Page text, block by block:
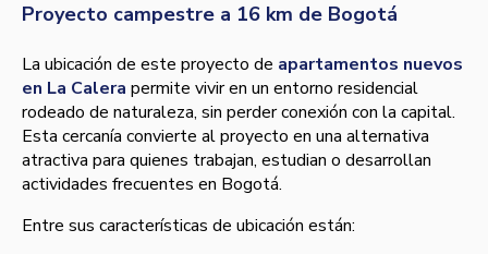
Proyecto campestre a 16 km de Bogotá
La ubicación de este proyecto de apartamentos nuevos
en La Calera permite vivir en un entorno residencial
rodeado de naturaleza, sin perder conexión con la capital.
Esta cercanía convierte al proyecto en una alternativa
atractiva para quienes trabajan, estudian o desarrollan
actividades frecuentes en Bogotá.
Entre sus características de ubicación están: